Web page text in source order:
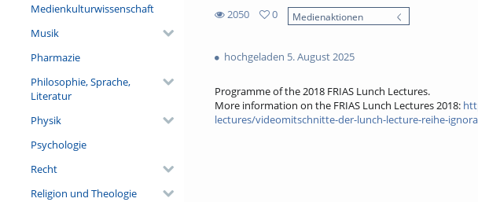
Medienkulturwissenschaft
Musik
Pharmazie
Philosophie, Sprache,
Literatur
Physik
Psychologie
Recht
Religion und Theologie
2050
views
0
Medienaktionen
hochgeladen 5. August 2025
Programme of the 2018 FRIAS Lunch Lectures.
More information on the FRIAS Lunch Lectures 2018:
lectures/videomitschnitte-der-lunch-lecture-reihe-